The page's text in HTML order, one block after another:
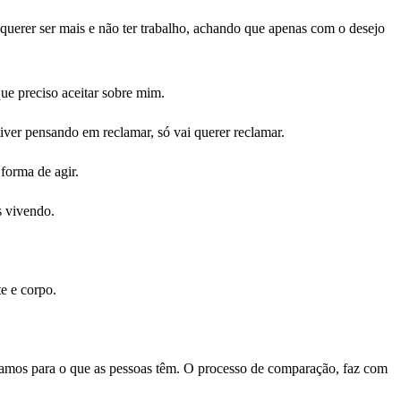
ser mais e não ter trabalho, achando que apenas com o desejo
preciso aceitar sobre mim.
pensando em reclamar, só vai querer reclamar.
de agir.
vivendo.
e corpo.
para o que as pessoas têm. O processo de comparação, faz com